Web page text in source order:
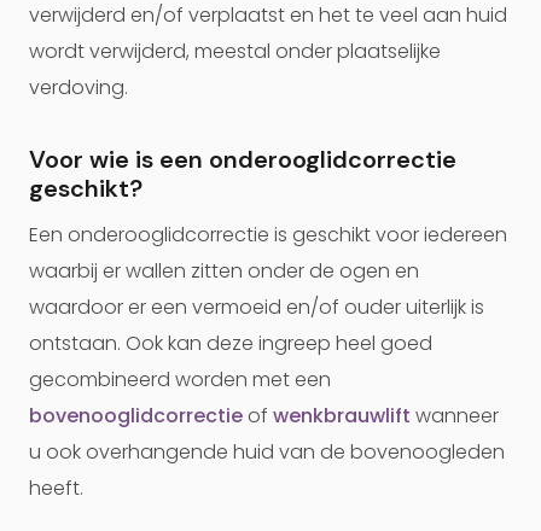
verwijderd en/of verplaatst en het te veel aan huid
wordt verwijderd, meestal onder plaatselijke
verdoving.
Voor wie is een onderooglidcorrectie
geschikt?
Een onderooglidcorrectie is geschikt voor iedereen
waarbij er wallen zitten onder de ogen en
waardoor er een vermoeid en/of ouder uiterlijk is
ontstaan. Ook kan deze ingreep heel goed
gecombineerd worden met een
bovenooglidcorrectieof wenkbrauwlift wanneer
u ook overhangende huid van de bovenoogleden
heeft.